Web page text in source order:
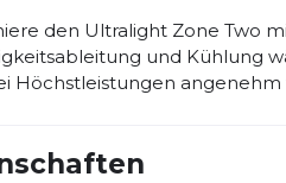
den Ultralight Zone Two
und Kühlung
Höchstleistungen